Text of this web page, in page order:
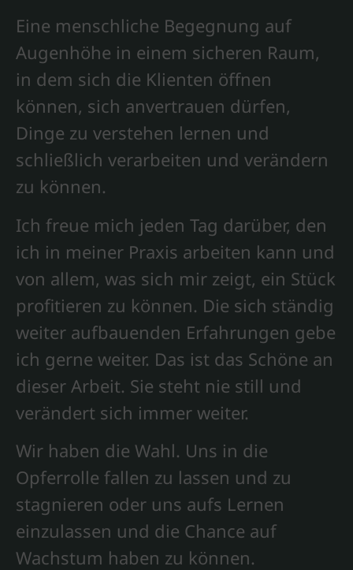
Eine menschliche Begegnung auf
Augenhöhe in einem sicheren Raum,
in dem sich die Klienten öffnen
können, sich anvertrauen dürfen,
Dinge zu verstehen lernen und
schließlich verarbeiten und verändern
zu können.
Ich freue mich jeden Tag darüber, den
ich in meiner Praxis arbeiten kann und
von allem, was sich mir zeigt, ein Stück
profitieren zu können. Die sich ständig
weiter aufbauenden Erfahrungen gebe
ich gerne weiter. Das ist das Schöne an
dieser Arbeit. Sie steht nie still und
verändert sich immer weiter.
Wir haben die Wahl. Uns in die
Opferrolle fallen zu lassen und zu
stagnieren oder uns aufs Lernen
einzulassen und die Chance auf
Wachstum haben zu können.